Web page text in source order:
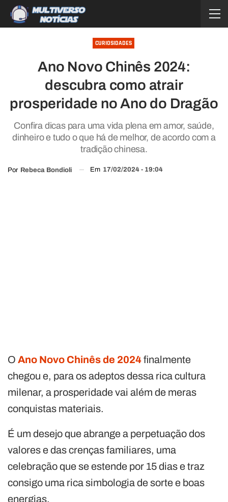
CURIOSIDADES
Ano Novo Chinês 2024:
descubra como atrair
prosperidade no Ano do Dragão
Confira dicas para uma vida plena em amor, saúde,
dinheiro e tudo o que há de melhor, de acordo com a
tradição chinesa.
Por Rebeca Bondioli Em 17/02/2024 - 19:04
O Ano Novo Chinês de 2024finalmente
chegou e, para os adeptos dessa rica cultura
milenar, a prosperidade vai além de meras
conquistas materiais.
É um desejo que abrange a perpetuação dos
valores e das crenças familiares, uma
celebração que se estende por 15 dias e traz
consigo uma rica simbologia de sorte e boas
energias.